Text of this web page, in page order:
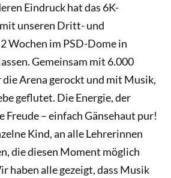
Eindruck hat das 6K-
unseren Dritt- und
Wochen im PSD-Dome in
Gemeinsam mit 6.000
Arena gerockt und mit Musik,
geflutet. Die Energie, der
Freude – einfach Gänsehaut pur!
Kind, an alle Lehrerinnen
die diesen Moment möglich
haben alle gezeigt, dass Musik